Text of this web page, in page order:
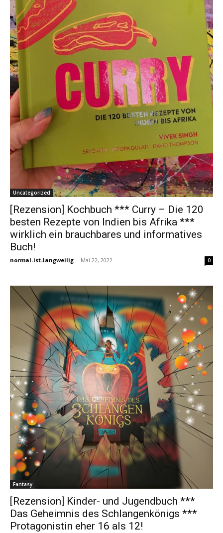
Uncategorized
[Rezension] Kochbuch *** Curry – Die 120
besten Rezepte von Indien bis Afrika ***
wirklich ein brauchbares und informatives
Buch!
normal-ist-langweilig - Mai 22, 2022 0
Fantasy
[Rezension] Kinder- und Jugendbuch ***
Das Geheimnis des Schlangenkönigs ***
Protagonistin eher 16 als 12!